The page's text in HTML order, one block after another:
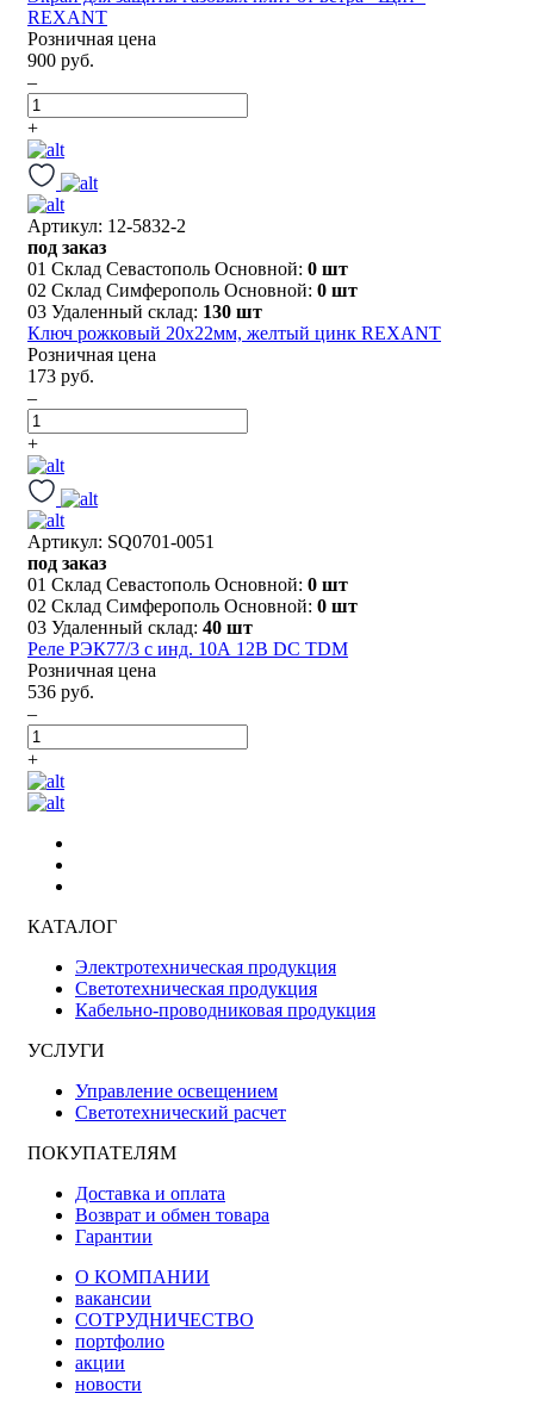
REXANT
Розничная цена
900 руб.
–
+
Артикул: 12-5832-2
под заказ
01 Склад Севастополь Основной: 0 шт
02 Склад Симферополь Основной: 0 шт
03 Удаленный склад: 130 шт
Ключ рожковый 20х22мм, желтый цинк REXANT
Розничная цена
173 руб.
–
+
Артикул: SQ0701-0051
под заказ
01 Склад Севастополь Основной: 0 шт
02 Склад Симферополь Основной: 0 шт
03 Удаленный склад: 40 шт
Реле РЭК77/3 с инд. 10А 12В DC TDM
Розничная цена
536 руб.
–
+
КАТАЛОГ
Электротехническая продукция
Светотехническая продукция
Кабельно-проводниковая продукция
УСЛУГИ
Управление освещением
Светотехнический расчет
ПОКУПАТЕЛЯМ
Доставка и оплата
Возврат и обмен товара
Гарантии
О КОМПАНИИ
вакансии
СОТРУДНИЧЕСТВО
портфолио
акции
новости